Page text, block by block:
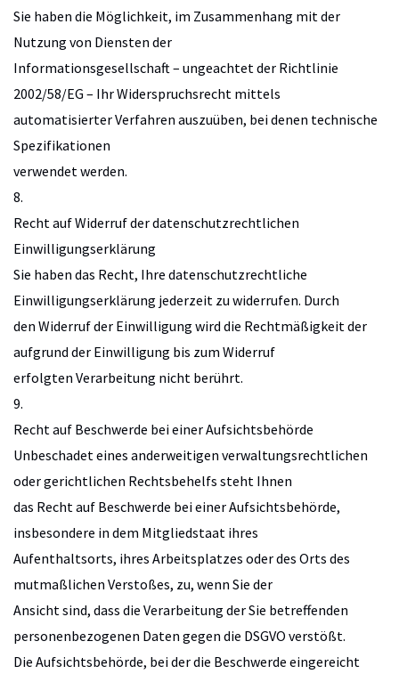
Sie haben die Möglichkeit, im Zusammenhang mit der
Nutzung von Diensten der
Informationsgesellschaft – ungeachtet der Richtlinie
2002/58/EG – Ihr Widerspruchsrecht mittels
automatisierter Verfahren auszuüben, bei denen technische
Spezifikationen
verwendet werden.
8.
Recht auf Widerruf der datenschutzrechtlichen
Einwilligungserklärung
Sie haben das Recht, Ihre datenschutzrechtliche
Einwilligungserklärung jederzeit zu widerrufen. Durch
den Widerruf der Einwilligung wird die Rechtmäßigkeit der
aufgrund der Einwilligung bis zum Widerruf
erfolgten Verarbeitung nicht berührt.
9.
Recht auf Beschwerde bei einer Aufsichtsbehörde
Unbeschadet eines anderweitigen verwaltungsrechtlichen
oder gerichtlichen Rechtsbehelfs steht Ihnen
das Recht auf Beschwerde bei einer Aufsichtsbehörde,
insbesondere in dem Mitgliedstaat ihres
Aufenthaltsorts, ihres Arbeitsplatzes oder des Orts des
mutmaßlichen Verstoßes, zu, wenn Sie der
Ansicht sind, dass die Verarbeitung der Sie betreffenden
personenbezogenen Daten gegen die DSGVO verstößt.
Die Aufsichtsbehörde, bei der die Beschwerde eingereicht